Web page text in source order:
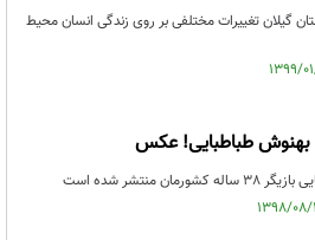
گیلان تغییرات مختلفی بر روی زندگی انسان محیط
بهنوش طباطبایی! عکس
شده است